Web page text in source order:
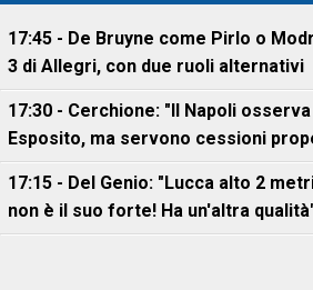
17:45 - De Bruyne come Pirlo o
3 di Allegri, con due ruoli alternativi
17:30 - Cerchione: "Il Napoli
Esposito, ma servono cessioni
17:15 - Del Genio: "Lucca alto 2
non è il suo forte! Ha un'altra